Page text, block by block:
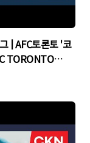
| AFC토론토 '코
TORONTO